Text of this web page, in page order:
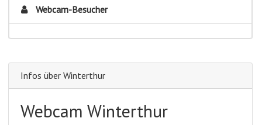
Webcam-Besucher
Infos über Winterthur
Webcam Winterthur